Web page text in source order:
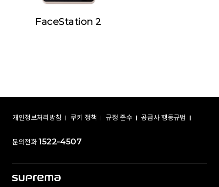
FaceStation 2
개인정보처리방침 쿠키 정책 규정 준수 공급사 행동규범
문의전화 1522-4507